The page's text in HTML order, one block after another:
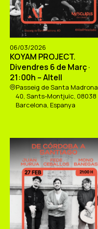
06/03/2026
KOYAM PROJECT.
Divendres 6 de Març ·
21:00h – Altell
Passeig de Santa Madrona,
40, Sants-Montjuïc, 08038
Barcelona, Espanya